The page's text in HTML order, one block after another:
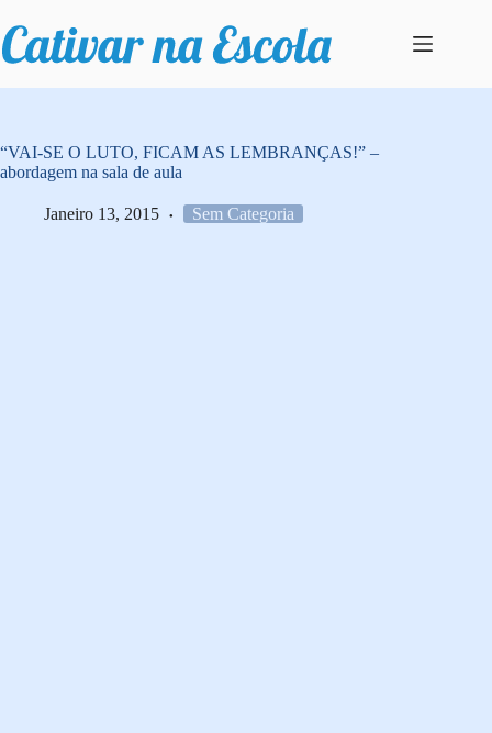
para
o
conteúdo
“VAI-SE O LUTO, FICAM AS LEMBRANÇAS!” –
abordagem na sala de aula
Janeiro 13, 2015 Sem Categoria